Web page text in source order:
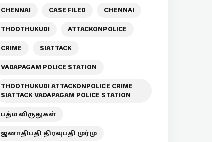
CHENNAI CASE FILED CHENNAI
THOOTHUKUDI ATTACKONPOLICE
CRIME SIATTACK
VADAPAGAM POLICE STATION
THOOTHUKUDI ATTACKONPOLICE CRIME
SIATTACK VADAPAGAM POLICE STATION
பத்ம விருதுகள்
ஜனாதிபதி திரவுபதி முர்மு